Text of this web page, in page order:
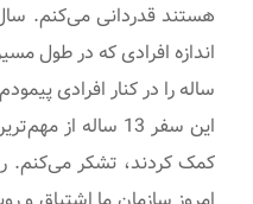
هستند قدردانی می‌کنم.
ساله را در کنار افرادی
این سفر 13
کمک کردند، تشکر می‌کنم.